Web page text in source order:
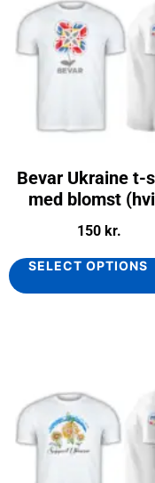
Bevar Ukraine t-
med blomst
150 kr.
SELECT OPTIONS